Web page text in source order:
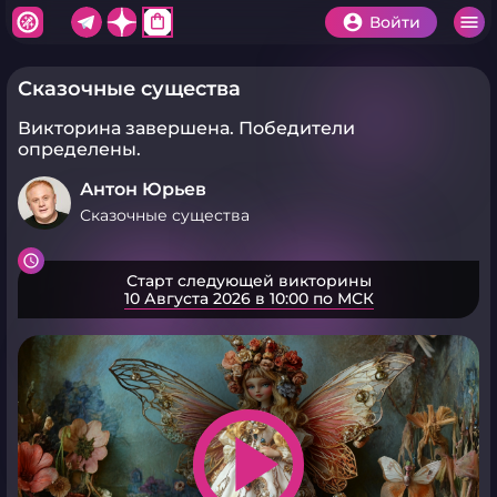
shopping_bag Войти
Сказочные существа
Викторина завершена. Победители
определены.
Антон Юрьев
Сказочные существа
Старт следующей викторины
10 Августа 2026 в 10:00 по МСК
play_arrow